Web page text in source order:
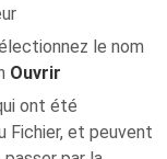
le nom
Ouvrir
ont été
Fichier, et peuvent